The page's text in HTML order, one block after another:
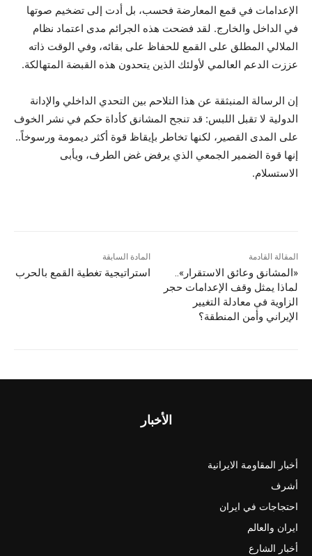
الإعدامات في قمع المعارضة فحسب، بل أدت إلى تضخيم صوتها
في الداخل والخارج. لقد فضحت هذه الجرائم مدى اعتماد نظام
الملالي المطلق على القمع للحفاظ على بقائه، وفي الوقت ذاته
عززت الدعم العالمي لأولئك الذين يتحدون هذه القبضة المتهالكة.
إن الرسالة المنبثقة عن هذا التلاحم بين التحدي الداخلي والإدانة
الدولية لا تقبل اللبس: قد تنجح المشانق كأداة حكم في نشر الخوف
على المدى القصير، لكنها تخاطر بإيقاظ قوة أكثر ديمومة ورسوخاً..
إنها قوة الضمير الجمعي الذي يرفض غض الطرف، ويأبى
الاستسلام.
المادة السابقة
استراتيجية تغطية القمع بالحرب
المقالة القادمة
«المشانق وعائق الاستقرار»..
لماذا يمثل وقف الإعدامات حجر
الزاوية في معادلة التغيير
الإيراني وأمن المنطقة؟
الأخبار
أخبار المقاومة الايرانية
أشرف
احتجاجات في ايران
ايران والعالم
أخبار الشارع